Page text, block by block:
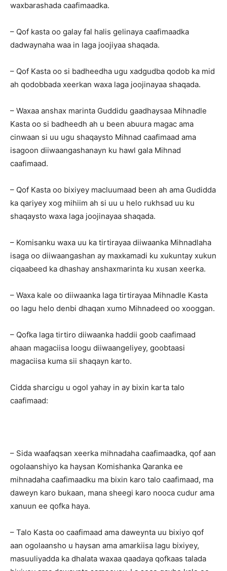
waxbarashada caafimaadka.
– Qof kasta oo galay fal halis gelinaya caafimaadka
dadwaynaha waa in laga joojiyaa shaqada.
– Qof Kasta oo si badheedha ugu xadgudba qodob ka mid
ah qodobbada xeerkan waxa laga joojinayaa shaqada.
– Waxaa anshax marinta Guddidu gaadhaysaa Mihnadle
Kasta oo si badheedh ah u been abuura magac ama
cinwaan si uu ugu shaqaysto Mihnad caafimaad ama
isagoon diiwaangashanayn ku hawl gala Mihnad
caafimaad.
– Qof Kasta oo bixiyey macluumaad been ah ama Gudidda
ka qariyey xog mihiim ah si uu u helo rukhsad uu ku
shaqaysto waxa laga joojinayaa shaqada.
– Komisanku waxa uu ka tirtirayaa diiwaanka Mihnadlaha
isaga oo diiwaangashan ay maxkamadi ku xukuntay xukun
ciqaabeed ka dhashay anshaxmarinta ku xusan xeerka.
– Waxa kale oo diiwaanka laga tirtirayaa Mihnadle Kasta
oo lagu helo denbi dhaqan xumo Mihnadeed oo xooggan.
– Qofka laga tirtiro diiwaanka haddii goob caafimaad
ahaan magaciisa loogu diiwaangeliyey, goobtaasi
magaciisa kuma sii shaqayn karto.
Cidda sharcigu u ogol yahay in ay bixin karta talo
caafimaad:
– Sida waafaqsan xeerka mihnadaha caafimaadka, qof aan
ogolaanshiyo ka haysan Komishanka Qaranka ee
mihnadaha caafimaadku ma bixin karo talo caafimaad, ma
daweyn karo bukaan, mana sheegi karo nooca cudur ama
xanuun ee qofka haya.
– Talo Kasta oo caafimaad ama daweynta uu bixiyo qof
aan ogolaansho u haysan ama amarkiisa lagu bixiyey,
masuuliyadda ka dhalata waxaa qaadaya qofkaas talada